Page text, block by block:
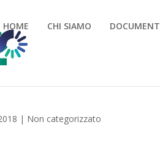
HOME CHI SIAMO
| Non categorizzato